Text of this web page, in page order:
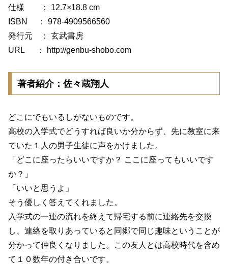
仕様 ： 12.7×18.8 cm
ISBN ： 978-4909566560
発行元 ： 玄武書房
URL ： http://genbu-shobo.com
著者紹介：佐々蔵翔人
どこにでもいるしがないものです。
高校の入学式でどうすれば良いか分からず、先に教室に来
ていた１人の男子生徒に声をかけました。
「どこに座ったらいいですか？ ここに座ってもいいです
か？」
「いいと思うよ」
そう優しく答えてくれました。
入学式の一連の流れを終えて帰宅する前に連絡先を交換
し、連絡を取りあっていると同郷で同じ趣味ということが
分かって仲良くなりました。この友人とは高校時代を含め
て１０数年の付き合いです。